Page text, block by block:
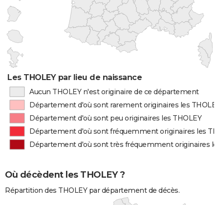
Les THOLEY par lieu de naissance
Aucun THOLEY n'est originaire de ce département
Département d'où sont rarement originaires les
Département d'où sont peu originaires les THOLEY
Département d'où sont fréquemment originaires les
Département d'où sont très fréquemment originaires
Où décèdent les THOLEY ?
Répartition des THOLEY par département de décès.